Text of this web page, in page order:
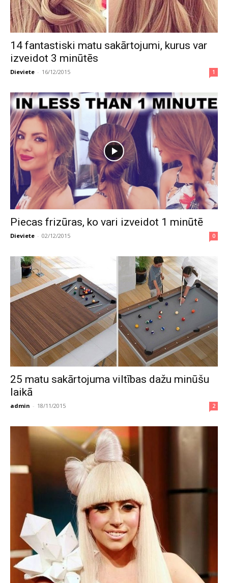
14 fantastiski matu sakārtojumi, kurus var
izveidot 3 minūtēs
Dieviete - 16/12/2015 1
Piecas frizūras, ko vari izveidot 1 minūtē
Dieviete - 02/12/2015 0
25 matu sakārtojuma viltības dažu minūšu
laikā
admin - 18/11/2015 2